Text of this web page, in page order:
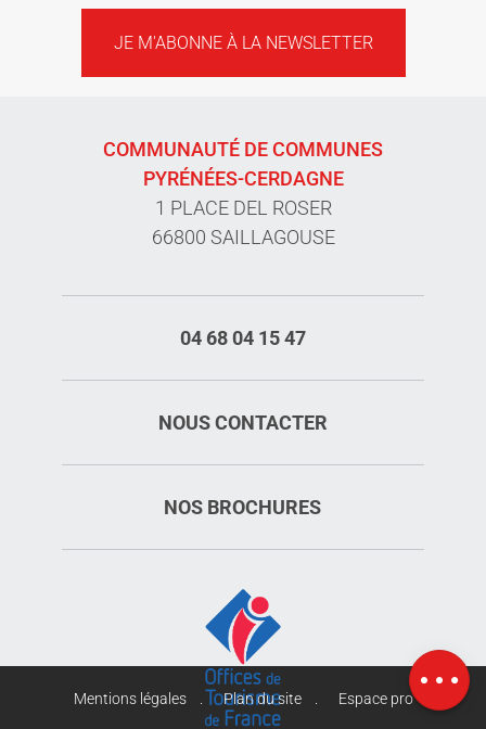
Carte
JE M'ABONNE À LA NEWSLETTER
COMMUNAUTÉ DE COMMUNES
PYRÉNÉES-CERDAGNE
1 PLACE DEL ROSER
66800 SAILLAGOUSE
04 68 04 15 47
NOUS CONTACTER
NOS BROCHURES
Mentions légales Plan du site Espace pro